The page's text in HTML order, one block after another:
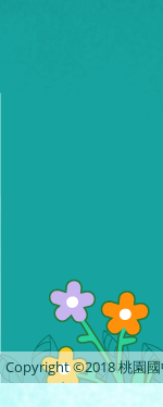
Copyright ©2018 桃園